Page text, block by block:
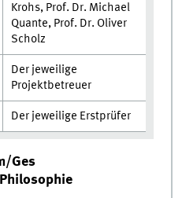
Krohs, Prof. Dr. Michael
Quante, Prof. Dr. Oliver
Scholz
Der jeweilige
Projektbetreuer
Der jeweilige Erstprüfer
Ges